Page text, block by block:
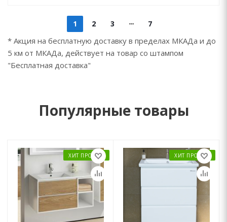
1 2 3 7
* Акция на бесплатную доставку в пределах МКАДа и до
5 км от МКАДа, действует на товар со штампом
"Бесплатная доставка"
Популярные товары
ХИТ ПРОДАЖ ХИТ ПРОДАЖ